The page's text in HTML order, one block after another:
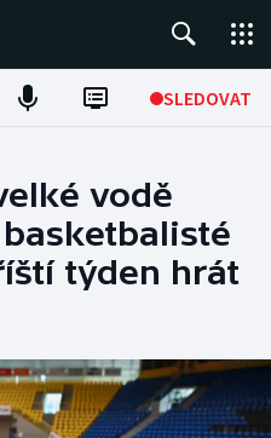
SLEDOVAT
vodě
týden hrát